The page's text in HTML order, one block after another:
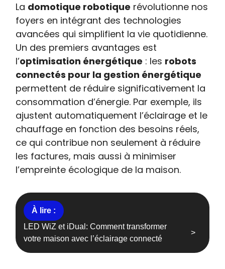
La domotique robotique révolutionne nos
foyers en intégrant des technologies
avancées qui simplifient la vie quotidienne.
Un des premiers avantages est
l’optimisation énergétique : les robots
connectés pour la gestion énergétique
permettent de réduire significativement la
consommation d’énergie. Par exemple, ils
ajustent automatiquement l’éclairage et le
chauffage en fonction des besoins réels,
ce qui contribue non seulement à réduire
les factures, mais aussi à minimiser
l’empreinte écologique de la maison.
LED WiZ et iDual: Comment transformer
votre maison avec l’éclairage connecté